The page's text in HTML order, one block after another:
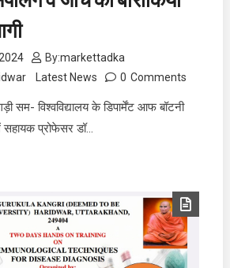
By:markettadka
Latest News 0 Comments
सम- विश्वविद्यालय के डिपार्मेंट आफ बॉटनी
सहायक प्रोफेसर डॉ…